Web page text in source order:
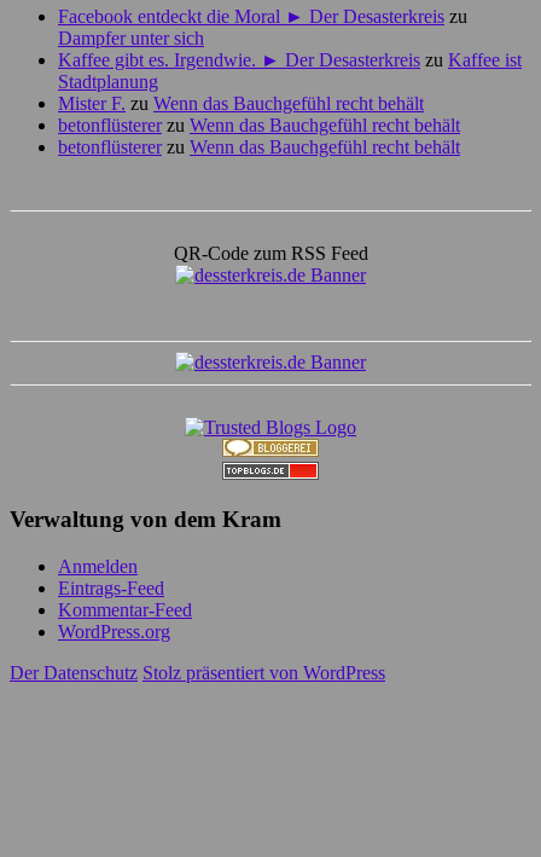
Facebook entdeckt die Moral ► Der Desasterkreis zu
Dampfer unter sich
Kaffee gibt es. Irgendwie. ► Der Desasterkreis zu Kaffee ist
Stadtplanung
Mister F. zu Wenn das Bauchgefühl recht behält
betonflüstererzu Wenn das Bauchgefühl recht behält
betonflüstererzu Wenn das Bauchgefühl recht behält
QR-Code zum RSS Feed
Verwaltung von dem Kram
Anmelden
Eintrags-Feed
Kommentar-Feed
WordPress.org
Der Datenschutz Stolz präsentiert von WordPress